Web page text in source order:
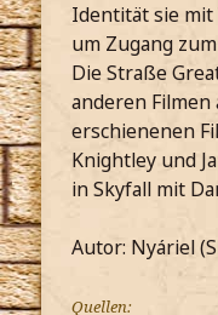
Identität sie
um Zugang
Die Straße
anderen Filmen
erschienenen
Knightley und
in Skyfall mit
Autor: Nyáriel
Quellen: